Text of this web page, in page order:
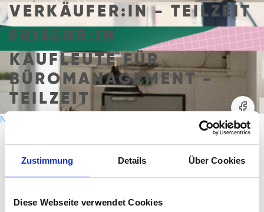
Zustimmung Details Über Cookies
Diese Webseite verwendet Cookies
VERKÄUFER:IN - TEILZEIT
FRISEUR:IN
KAUFLEUTE FÜR
BÜROMANAGEMENT -
TEILZEIT
BNeuere Beiträge
SBB KOMPETENZ HAMBURG